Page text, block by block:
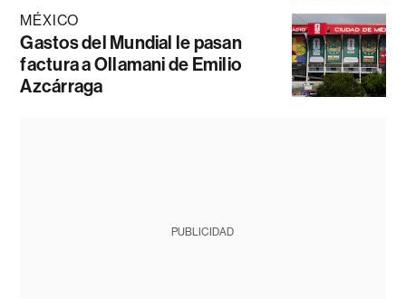
MÉXICO
Gastos del Mundial le pasan
factura a Ollamani de Emilio
Azcárraga
PUBLICIDAD